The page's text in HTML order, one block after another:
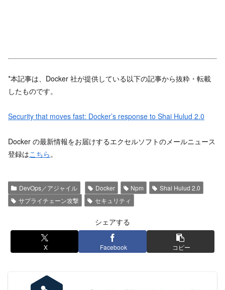
*本記事は、Docker 社が提供している以下の記事から抜粋・転載
したものです。
Security that moves fast: Docker’s response to Shai Hulud 2.0
Docker の最新情報をお届けするエクセルソフトのメールニュース
登録はこちら。
DevOps／アジャイル Docker Npm
Shai Hulud 2.0
サプライチェーン攻撃
セキュリティ
シェアする
X Facebook コピー